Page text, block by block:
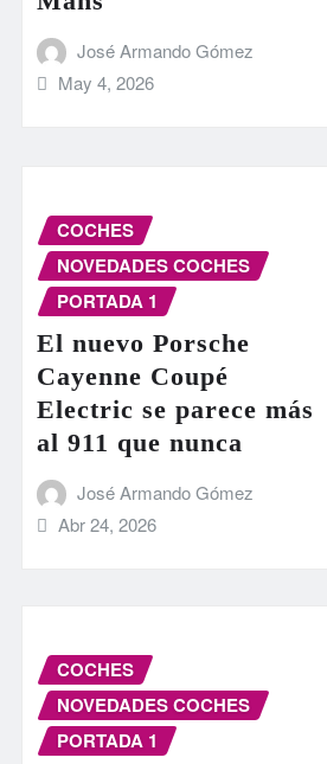
José Armando Gómez
May 4, 2026
COCHES
NOVEDADES COCHES
PORTADA 1
El nuevo Porsche
Cayenne Coupé
Electric se parece más
al 911 que nunca
José Armando Gómez
Abr 24, 2026
COCHES
NOVEDADES COCHES
PORTADA 1